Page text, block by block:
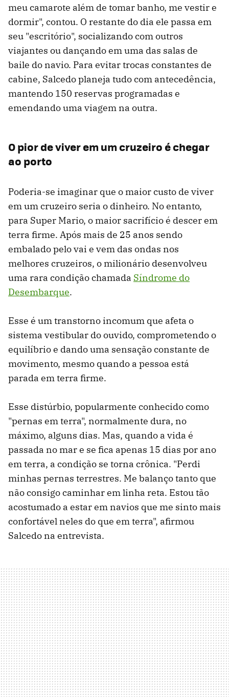
meu camarote além de tomar banho, me vestir e
dormir", contou. O restante do dia ele passa em
seu "escritório", socializando com outros
viajantes ou dançando em uma das salas de
baile do navio. Para evitar trocas constantes de
cabine, Salcedo planeja tudo com antecedência,
mantendo 150 reservas programadas e
emendando uma viagem na outra.
O pior de viver em um cruzeiro é chegar
ao porto
Poderia-se imaginar que o maior custo de viver
em um cruzeiro seria o dinheiro. No entanto,
para Super Mario, o maior sacrifício é descer em
terra firme. Após mais de 25 anos sendo
embalado pelo vai e vem das ondas nos
melhores cruzeiros, o milionário desenvolveu
uma rara condição chamada Síndrome do
Desembarque.
Esse é um transtorno incomum que afeta o
sistema vestibular do ouvido, comprometendo o
equilíbrio e dando uma sensação constante de
movimento, mesmo quando a pessoa está
parada em terra firme.
Esse distúrbio, popularmente conhecido como
"pernas em terra", normalmente dura, no
máximo, alguns dias. Mas, quando a vida é
passada no mar e se fica apenas 15 dias por ano
em terra, a condição se torna crônica. "Perdi
minhas pernas terrestres. Me balanço tanto que
não consigo caminhar em linha reta. Estou tão
acostumado a estar em navios que me sinto mais
confortável neles do que em terra", afirmou
Salcedo na entrevista.